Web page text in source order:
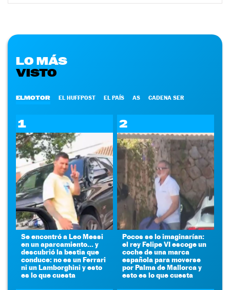
LO MÁS
VISTO
ELMOTOR EL HUFFPOST EL PAÍS AS CADENA SER
1
Se encontró a Leo Messi
en un aparcamiento... y
descubrió la bestia que
conduce: no es un Ferrari
ni un Lamborghini y esto
es lo que cuesta
2
Pocos se lo imaginarían:
el rey Felipe VI escoge un
coche de una marca
española para moverse
por Palma de Mallorca y
esto es lo que cuesta